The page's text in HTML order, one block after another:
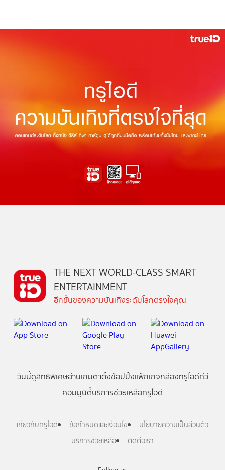
THE NEXT WORLD-CLASS SMART
ENTERTAINMENT
อีกขั้นของความบันเทิงระดับโลกตรงใจคุณ
วันนี้ดูสิทธิพิเศษอ่านเกมตาตั้งช้อปปิ้งแพ็กเกจกล่องทรูไอดีทีวี
คอมมูนิตี้บริการช่วยเหลือทรูไอดี
เกี่ยวกับทรูไอดี ข้อกำหนดและเงื่อนไข
นโยบายความเป็นส่วนตัว
บริการช่วยเหลือ
ติดต่อเรา